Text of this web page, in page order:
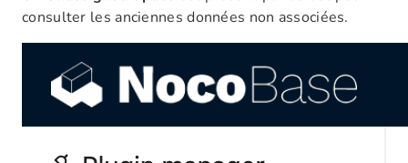
consulter les anciennes données non associées.